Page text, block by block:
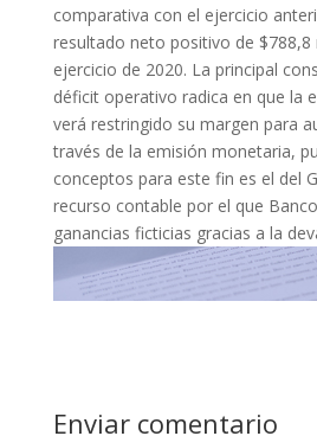
comparativa con el ejercicio
resultado neto positivo de $788,8
ejercicio de 2020. La principal
déficit operativo radica en que la
verá restringido su margen para
través de la emisión monetaria,
conceptos para este fin es el del
recurso contable por el que
ganancias ficticias gracias a la
Enviar comentario